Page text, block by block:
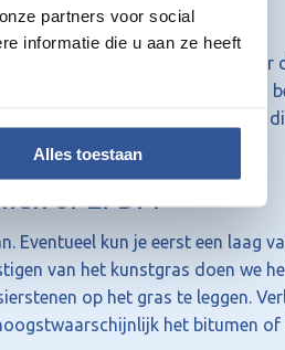
partners voor social
informatie die u aan ze heeft
Alles toestaan
gelegd worden, zorg er wel voor
te garanderen. Het kunstgras
potten of sierstenen
of EPDM
Eventueel kun je eerst een laag
van het kunstgras doen we
op het gras te leggen.
het bitumen of